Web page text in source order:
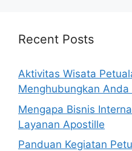
Recent Posts
Aktivitas Wisata
Menghubungkan Anda
Mengapa Bisnis
Layanan Apostille
Panduan Kegiatan